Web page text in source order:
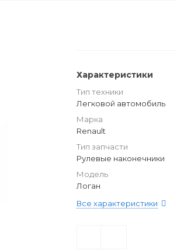
Характеристики
Тип техники
Легковой автомобиль
Марка
Renault
Тип запчасти
Рулевые наконечники
Модель
Логан
Все характеристики